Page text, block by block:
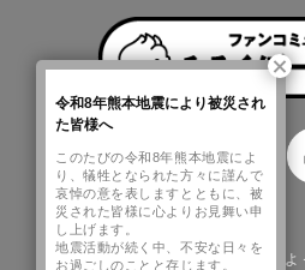
このサイトはreCAPTCHAによ
令和8年熊本地震により被災され
た皆様へ
このたびの令和8年熊本地震によ
り、犠牲となられた方々に謹んで
哀悼の意を表しますとともに、被
災された皆様に心よりお見舞い申
し上げます。
地震活動が続く中、不安な日々を
お過ごしのことと存じます。